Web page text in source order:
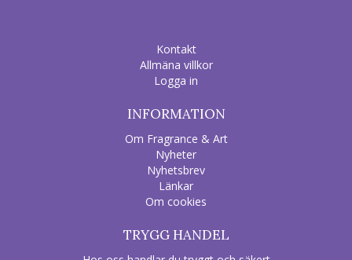
Kontakt
Allmäna villkor
Logga in
INFORMATION
Om Fragrance & Art
Nyheter
Nyhetsbrev
Länkar
Om cookies
TRYGG HANDEL